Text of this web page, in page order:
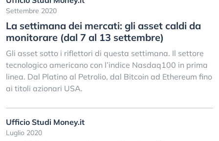
Settembre 2020
La settimana dei mercati: gli asset caldi da
monitorare (dal 7 al 13 settembre)
Gli asset sotto i riflettori di questa settimana. Il settore
tecnologico americano con l’indice Nasdaq100 in prima
linea. Dal Platino al Petrolio, dal Bitcoin ad Ethereum fino
ai titoli azionari USA.
Ufficio Studi Money.it
Luglio 2020